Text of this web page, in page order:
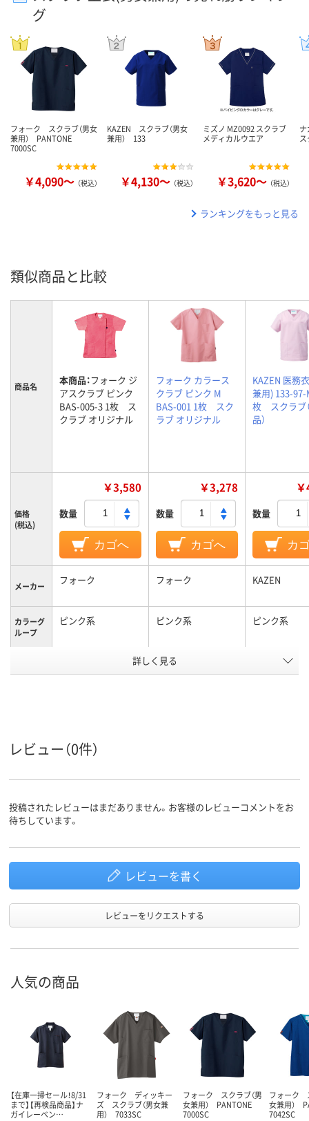
グ
フォーク スクラブ（男女
兼用） PANTONE
7000SC
￥4,090～ （税込）
KAZEN スクラブ（男女
兼用） 133
￥4,130～ （税込）
ミズノ MZ0092 スクラブ
メディカルウエア
￥3,620～ （税込）
ランキングをもっと見る
類似商品と比較
商品名 本商品：フォーク ジ
アスクラブ ピンク
BAS-005-3 1枚 ス
クラブ オリジナル
フォーク カラース
クラブ ピンク M
BAS-001 1枚 スク
ラブ オリジナル
KAZEN 医務
兼用) 133-97-
枚 スクラブ
品）
価格
(税込)
￥3,580
数量
カゴへ
￥3,278
数量
カゴへ
数量
カ
メーカー フォーク フォーク KAZEN
カラーグ
ループ
ピンク系 ピンク系 ピンク系
M
アスクル
商品環境
25
詳しく見る
レビュー（0件）
投稿されたレビューはまだありません。お客様のレビューコメントをお
待ちしています。
レビューを書く
レビューをリクエストする
人気の商品
【在庫一掃セール！8/31
まで】【再検品商品】ナ
ガイレーベン…
フォーク ディッキー
ズ スクラブ（男女兼
用） 7033SC
フォーク スクラブ（男
女兼用） PANTONE
7000SC
フォーク
女兼用）
7042SC